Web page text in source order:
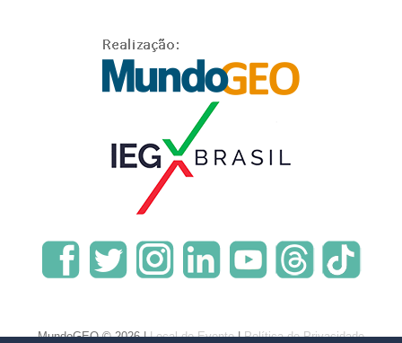
MundoGEO © 2026 |Local do Evento|Política de Privacidade